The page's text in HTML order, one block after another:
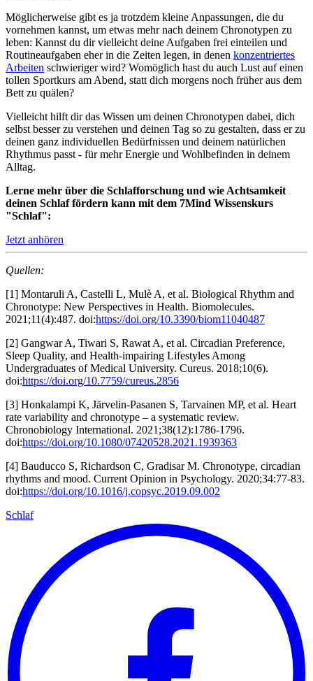
Möglicherweise gibt es ja trotzdem kleine Anpassungen, die du
vornehmen kannst, um etwas mehr nach deinem Chronotypen zu
leben: Kannst du dir vielleicht deine Aufgaben frei einteilen und
Routineaufgaben eher in die Zeiten legen, in denen konzentriertes
Arbeiten schwieriger wird? Womöglich hast du auch Lust auf einen
tollen Sportkurs am Abend, statt dich morgens noch früher aus dem
Bett zu quälen?
Vielleicht hilft dir das Wissen um deinen Chronotypen dabei, dich
selbst besser zu verstehen und deinen Tag so zu gestalten, dass er zu
deinen ganz individuellen Bedürfnissen und deinem natürlichen
Rhythmus passt - für mehr Energie und Wohlbefinden in deinem
Alltag.
Lerne mehr über die Schlafforschung und wie Achtsamkeit
deinen Schlaf fördern kann mit dem 7Mind Wissenskurs
"Schlaf":
Jetzt anhören
Quellen:
[1] Montaruli A, Castelli L, Mulè A, et al. Biological Rhythm and
Chronotype: New Perspectives in Health. Biomolecules.
2021;11(4):487. doi:https://doi.org/10.3390/biom11040487
[2] Gangwar A, Tiwari S, Rawat A, et al. Circadian Preference,
Sleep Quality, and Health-impairing Lifestyles Among
Undergraduates of Medical University. Cureus. 2018;10(6).
doi:https://doi.org/10.7759/cureus.2856
[3] Honkalampi K, Järvelin-Pasanen S, Tarvainen MP, et al. Heart
rate variability and chronotype – a systematic review.
Chronobiology International. 2021;38(12):1786-1796.
doi:https://doi.org/10.1080/07420528.2021.1939363
[4] Bauducco S, Richardson C, Gradisar M. Chronotype, circadian
rhythms and mood. Current Opinion in Psychology. 2020;34:77-83.
doi:https://doi.org/10.1016/j.copsyc.2019.09.002
Schlaf